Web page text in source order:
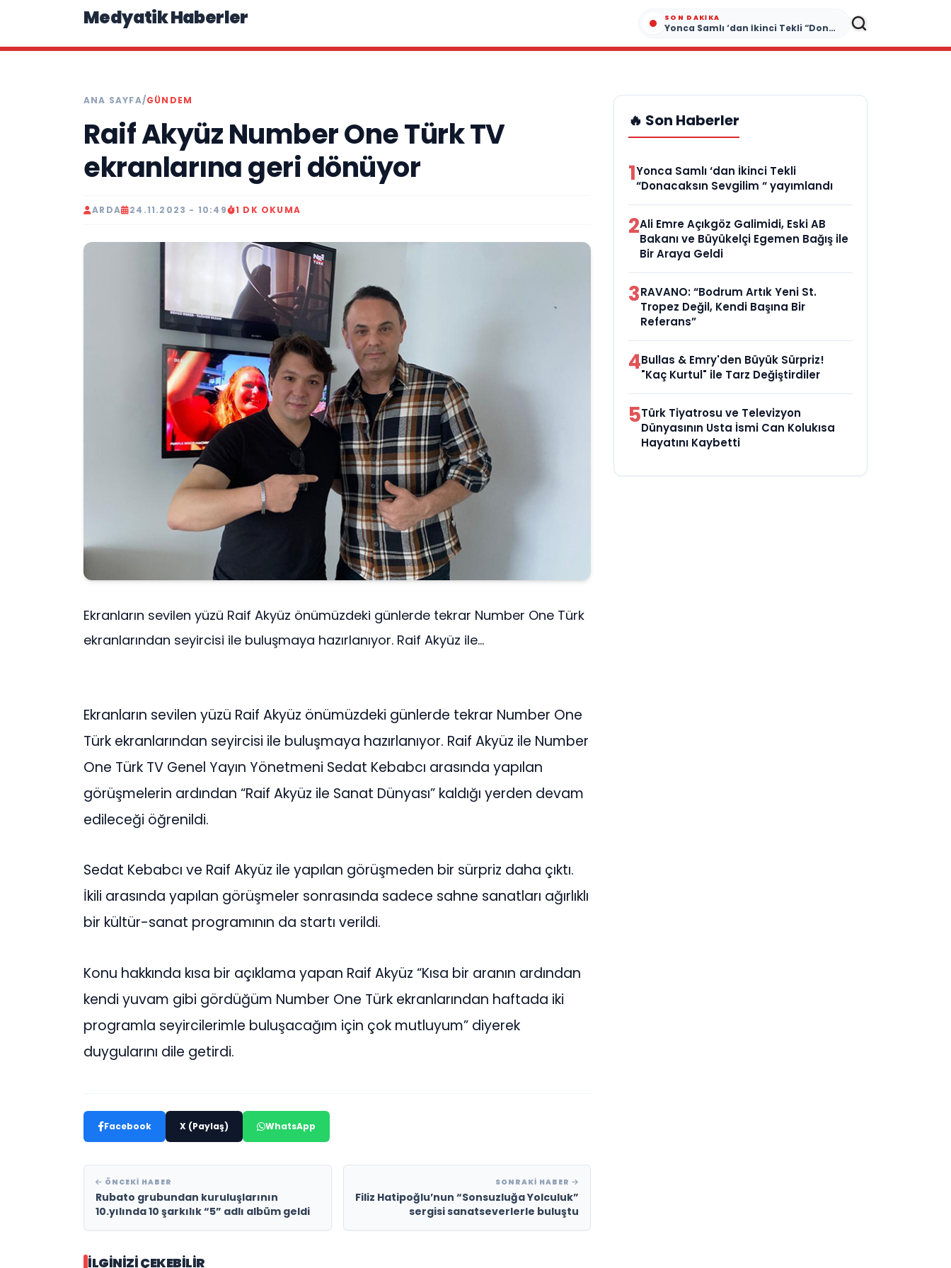
Medyatik Haberler SON DAKIKA
Yonca Samlı ‘dan İkinci Tekli “Donacaksın Sevgilim “ yayımlandı
ANA SAYFA/GÜNDEM
Raif Akyüz Number One Türk TV
ekranlarına geri dönüyor
ARDA 24.11.2023 - 10:49 1 DK OKUMA
Ekranların sevilen yüzü Raif Akyüz önümüzdeki günlerde tekrar Number One Türk
ekranlarından seyircisi ile buluşmaya hazırlanıyor. Raif Akyüz ile...
Ekranların sevilen yüzü Raif Akyüz önümüzdeki günlerde tekrar Number One
Türk ekranlarından seyircisi ile buluşmaya hazırlanıyor. Raif Akyüz ile Number
One Türk TV Genel Yayın Yönetmeni Sedat Kebabcı arasında yapılan
görüşmelerin ardından “Raif Akyüz ile Sanat Dünyası” kaldığı yerden devam
edileceği öğrenildi.
Sedat Kebabcı ve Raif Akyüz ile yapılan görüşmeden bir sürpriz daha çıktı.
İkili arasında yapılan görüşmeler sonrasında sadece sahne sanatları ağırlıklı
bir kültür-sanat programının da startı verildi.
Konu hakkında kısa bir açıklama yapan Raif Akyüz “Kısa bir aranın ardından
kendi yuvam gibi gördüğüm Number One Türk ekranlarından haftada iki
programla seyircilerimle buluşacağım için çok mutluyum” diyerek
duygularını dile getirdi.
Facebook X (Paylaş) WhatsApp
ÖNCEKI HABER
Rubato grubundan kuruluşlarının
10.yılında 10 şarkılık “5” adlı albüm geldi
SONRAKI HABER
Filiz Hatipoğlu’nun “Sonsuzluğa Yolculuk”
sergisi sanatseverlerle buluştu
İLGINIZI ÇEKEBILIR
🔥 Son Haberler
1Yonca Samlı ‘dan İkinci Tekli
“Donacaksın Sevgilim “ yayımlandı
2Ali Emre Açıkgöz Galimidi, Eski AB
Bakanı ve Büyükelçi Egemen Bağış ile
Bir Araya Geldi
3RAVANO: “Bodrum Artık Yeni St.
Tropez Değil, Kendi Başına Bir
Referans”
4Bullas & Emry'den Büyük Sürpriz!
"Kaç Kurtul" ile Tarz Değiştirdiler
5Türk Tiyatrosu ve Televizyon
Dünyasının Usta İsmi Can Kolukısa
Hayatını Kaybetti